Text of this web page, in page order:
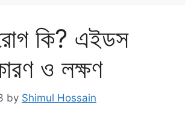
কি? এইডস
ও লক্ষণ
by Shimul Hossain